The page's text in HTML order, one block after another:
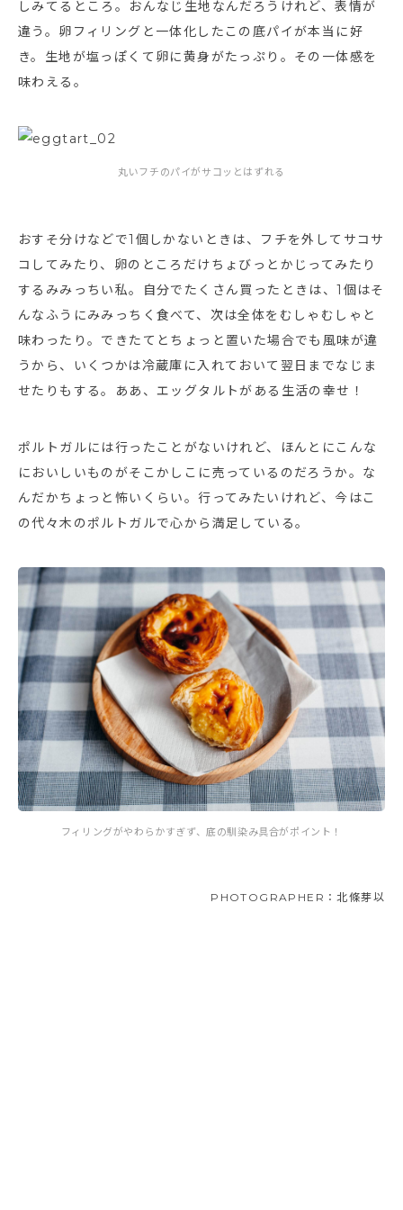
しみてるところ。おんなじ生地なんだろうけれど、表情が
違う。卵フィリングと一体化したこの底パイが本当に好
き。生地が塩っぽくて卵に黄身がたっぷり。その一体感を
味わえる。
丸いフチのパイがサコッとはずれる
おすそ分けなどで1個しかないときは、フチを外してサコサ
コしてみたり、卵のところだけちょびっとかじってみたり
するみみっちい私。自分でたくさん買ったときは、1個はそ
んなふうにみみっちく食べて、次は全体をむしゃむしゃと
味わったり。できたてとちょっと置いた場合でも風味が違
うから、いくつかは冷蔵庫に入れておいて翌日までなじま
せたりもする。ああ、エッグタルトがある生活の幸せ！
ポルトガルには行ったことがないけれど、ほんとにこんな
においしいものがそこかしこに売っているのだろうか。な
んだかちょっと怖いくらい。行ってみたいけれど、今はこ
の代々木のポルトガルで心から満足している。
フィリングがやわらかすぎず、底の馴染み具合がポイント！
PHOTOGRAPHER：北條芽以